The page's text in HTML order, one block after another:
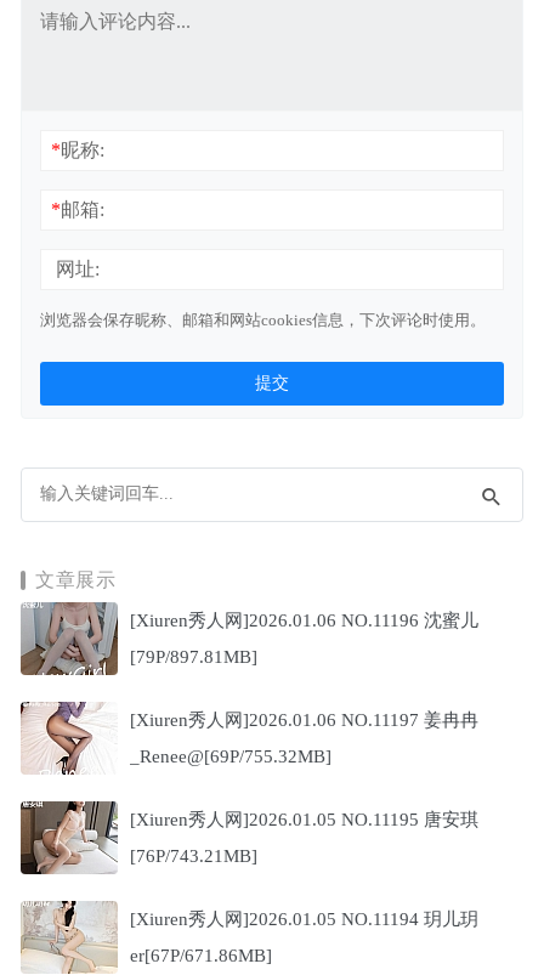
*昵称:
*邮箱:
网址:
浏览器会保存昵称、邮箱和网站cookies信息，下次评论时使用。
文章展示
[Xiuren秀人网]2026.01.06 NO.11196 沈蜜儿
[79P/897.81MB]
[Xiuren秀人网]2026.01.06 NO.11197 姜冉冉
_Renee@[69P/755.32MB]
[Xiuren秀人网]2026.01.05 NO.11195 唐安琪
[76P/743.21MB]
[Xiuren秀人网]2026.01.05 NO.11194 玥儿玥
er[67P/671.86MB]